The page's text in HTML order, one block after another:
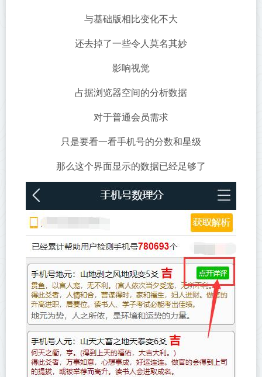
与基础版相比变化不大
还去掉了一些令人莫名其妙
影响视觉
占据浏览器空间的分析数据
对于普通会员需求
只是要看一看手机号的分数和星级
那么这个界面显示的数据已经足够了